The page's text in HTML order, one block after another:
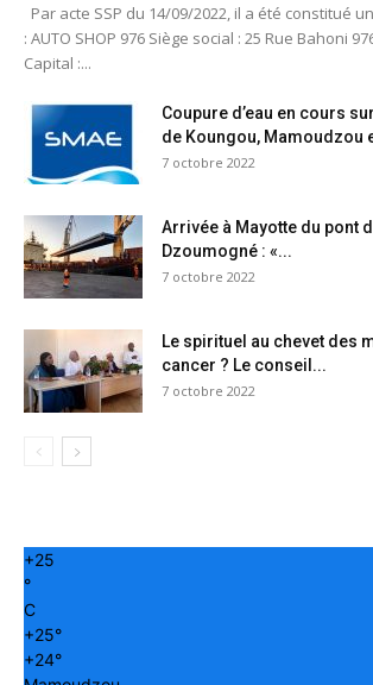
Par acte SSP du 14/09/2022, il a été constitué
: AUTO SHOP 976 Siège social : 25 Rue Bahoni
Capital :...
Coupure d’eau en cours
de Koungou, Mamoudzou
7 octobre 2022
Arrivée à Mayotte du pont
Dzoumogné : «...
7 octobre 2022
Le spirituel au chevet des
cancer ? Le conseil...
7 octobre 2022
+25
°
C
+25°
+24°